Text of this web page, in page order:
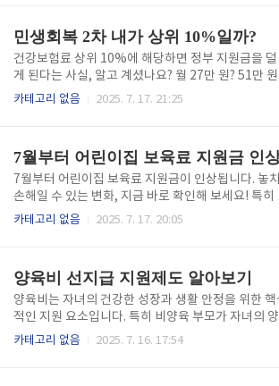
물론, 커플·친구끼리 떠나도 만족도 200%랍니다. 지
바로 확인해 보세요. 이 글을 통해 전국 곳곳의 숨은
영장 명소를 생생하게 소개해 드릴게요. 하이원 워터
드 – 사계절 즐기는 워터파크 강원 정선에 위치한 하이
원 워터월드는 사계절 내내 이용 가능한 워터파크로,
제..
민생회복 2차 내가 상위 10%일까?
건강보험료 상위 10%에 해당하면 정부 지원금을 덜
게 된다는 사실, 알고 계셨나요? 월 27만 원? 51만 원
정확한 기준이 궁금하신 분들을 위해 정리했습니다.
7만 5천 원 이상이라면 상위 10% 가능성이 높습니
이는 보수적인 기준이며, 장기요양보험료를 포함할
우 월 40~45만 원까지 상승할 수 있습니다. 연소득 기
준으로는 약 7,700만 원 이상부터 1억 5천만 원까지
정됩니다.지역가입자 기준은 훨씬 복잡 지역가입자는
카테고리 없음 2025. 7. 17. 21:25
7월부터 어린이집 보육료 지원금 인
7월부터 어린이집 보육료 지원금이 인상됩니다. 놓
손해일 수 있는 변화, 지금 바로 확인해 보세요! 특히
2세 영유아와 장애아를 키우는 부모라면 꼭 알아야 할
변화는 실질적인 가계 부담 완화로 이어질 수 있습니
어떤 점이 어떻게 달라졌는지, 어떻게 신청하면 되는
까지 완벽 정리했습니다.끝까지 읽으시면 한눈에 이해
되고 바로 신청까지 하실 수 있습니다. 보육료 지원 신
청 바로가기👆 0~2세 보육료, 얼마나 오르나요? 2025
카테고리 없음 2025. 7. 17. 20:05
양육비 선지급 지원제도 알아보기
양육비는 자녀의 건강한 성장과 생활 안정을 위한 핵
적인 지원 요소입니다. 특히 비양육 부모가 자녀의
을 위해 일정 금액을 정기적으로 부담해야 한다는 점
카테고리 없음 2025. 7. 16. 17:54